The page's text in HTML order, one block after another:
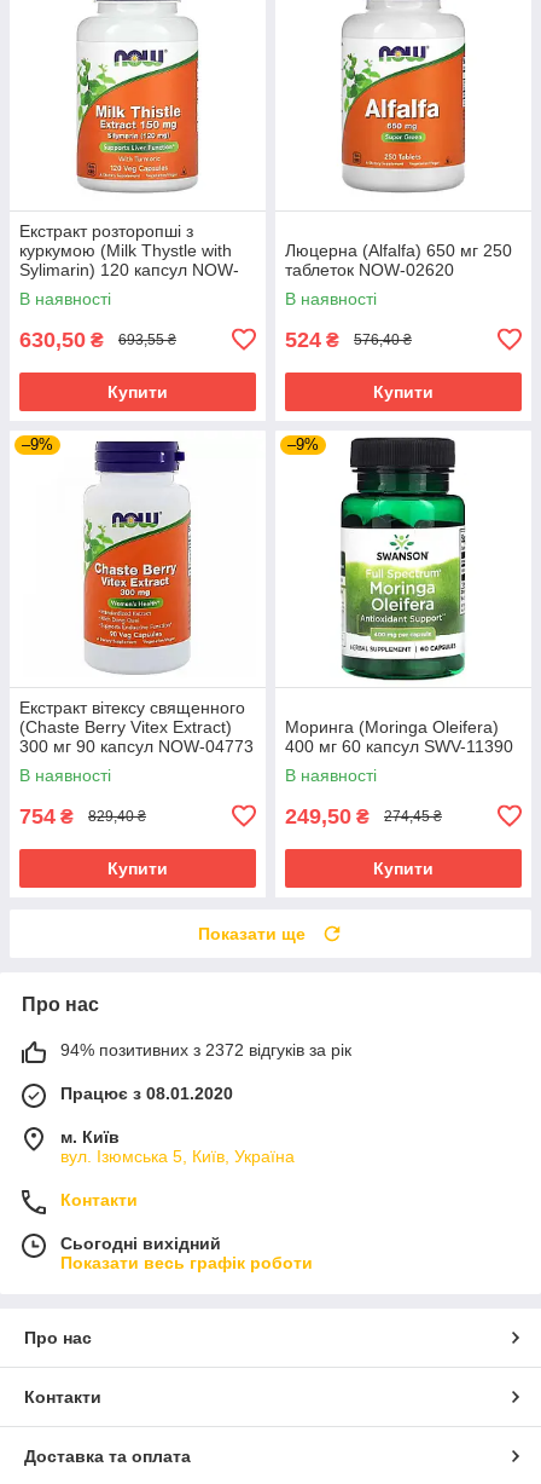
Екстракт розторопші з
куркумою (Milk Thystle with
Sylimarin) 120 капсул NOW-
04737
В наявності
630,50 ₴ 693,55 ₴
Купити
Люцерна (Alfalfa) 650 мг 250
таблеток NOW-02620
В наявності
524 ₴ 576,40 ₴
Купити
–9%
Екстракт вітексу священного
(Chaste Berry Vitex Extract)
300 мг 90 капсул NOW-04773
В наявності
754 ₴ 829,40 ₴
Купити
–9%
Моринга (Moringa Oleifera)
400 мг 60 капсул SWV-11390
В наявності
249,50 ₴ 274,45 ₴
Купити
Показати ще
Про нас
94% позитивних з 2372 відгуків за рік
Працює з 08.01.2020
м. Київ
вул. Ізюмська 5, Київ, Україна
Контакти
Сьогодні вихідний
Показати весь графік роботи
Про нас
Контакти
Доставка та оплата